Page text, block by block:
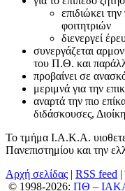
επιδιώκει
φοιτητριών
διενεργεί
συνεργάζεται
του Π.Θ. και
προβαίνει σε
μεριμνά για την
αναρτά την πιο
διδάσκουσες,
Το τμήμα Ι.Α.Κ.Α.
Πανεπιστημίου και την
Αρχή σελίδας | RSS feed |
© 1998-2026: ΠΘ –